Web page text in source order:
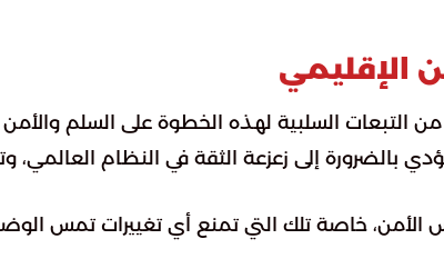
الإقليمي
من التبعات السلبية لهذه الخطوة على السلم والأمن
بالضرورة إلى زعزعة الثقة في النظام العالمي،
الأمن، خاصة تلك التي تمنع أي تغييرات تمس